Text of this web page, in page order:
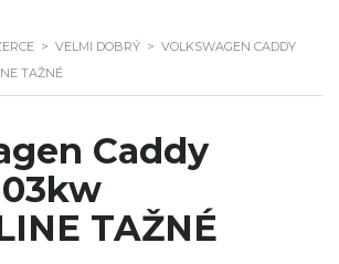
> VELMI DOBRÝ > VOLKSWAGEN CADDY
TAŽNÉ
Caddy
TAŽNÉ